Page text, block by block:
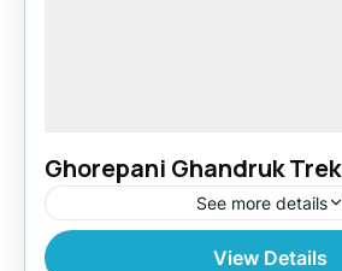
Ghorepani Ghandruk Trek
See more details
View Details